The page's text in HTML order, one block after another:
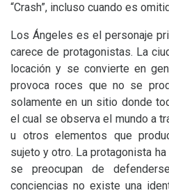
“Crash”, incluso cuando es
Los Ángeles es el personaje
carece de protagonistas. La
locación y se convierte en
provoca roces que no se
solamente en un sitio donde
el cual se observa el mundo a
u otros elementos que
sujeto y otro. La protagonista
se preocupan de
conciencias no existe una